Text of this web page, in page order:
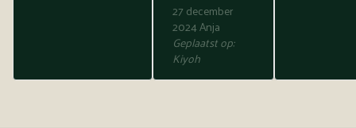
27 december
2024Anja
Geplaatst op:
Kiyoh